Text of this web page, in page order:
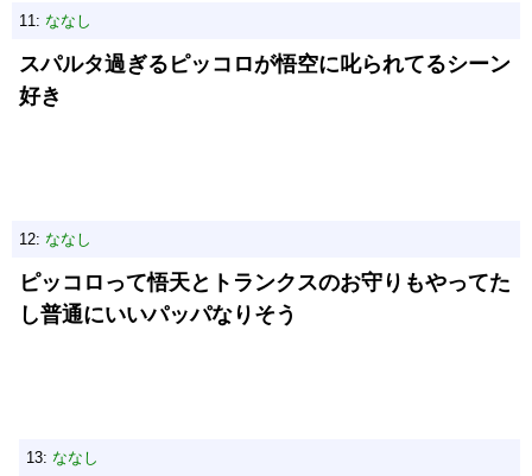
11: ななし
スパルタ過ぎるピッコロが悟空に叱られてるシーン
好き
12: ななし
ピッコロって悟天とトランクスのお守りもやってた
し普通にいいパッパなりそう
13: ななし